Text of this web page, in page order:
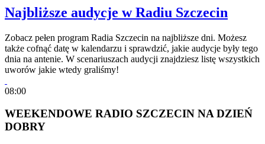
Najbliższe audycje w Radiu Szczecin
Zobacz pełen program Radia Szczecin na najbliższe dni. Możesz
także cofnąć datę w kalendarzu i sprawdzić, jakie audycje były tego
dnia na antenie. W scenariuszach audycji znajdziesz listę wszystkich
uworów jakie wtedy graliśmy!
08:00
WEEKENDOWE RADIO SZCZECIN NA DZIEŃ
DOBRY